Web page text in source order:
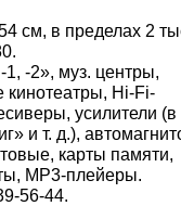
см, в пределах 2
-2», муз. центры,
Hi-Fi-
усилители (в
и т. д.),
карты памяти,
МР3-плейеры.
56-44.